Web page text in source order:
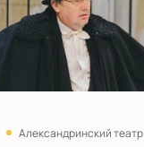
Александринский театр